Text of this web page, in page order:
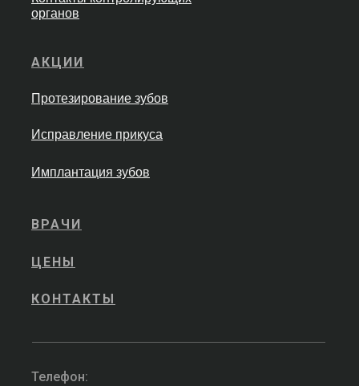
АКЦИИ
ВРАЧИ
Имплантация зубов
ЦЕНЫ
КОНТАКТЫ
органов
Исправление прикуса
Телефон:
Протезирование зубов